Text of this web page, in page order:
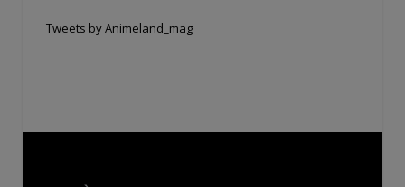
Tweets by Animeland_mag